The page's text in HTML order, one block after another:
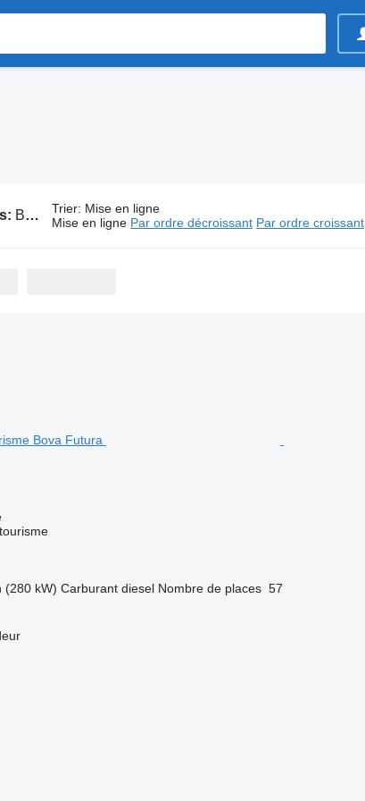
Bus Bova Trier: Mise en ligne
Mise en ligne Par ordre décroissant Par ordre croissant
(280 kW) Carburant diesel Nombre de places 57